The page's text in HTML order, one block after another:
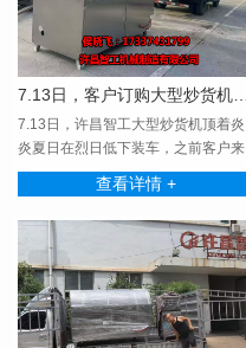
7.13日，许昌智工大型炒货机顶着炎
炎夏日在烈日低下装车，之前客户来
厂试机，试机效果···
查看详情 +